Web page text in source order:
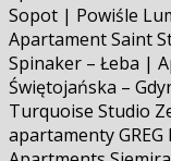
Sopot | Powiśle
Apartament Saint
Spinaker – Łeba |
Świętojańska –
Turquoise Studio
apartamenty